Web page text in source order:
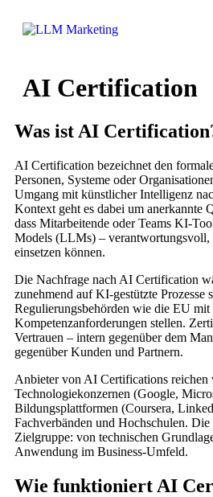
AI Certification
Was ist AI
AI Certification bezeichnet den
Personen, Systeme oder
Umgang mit künstlicher Intelligenz
Kontext geht es dabei um anerkannte
dass Mitarbeitende oder Teams KI-
Models (LLMs) –
einsetzen können.
Die Nachfrage nach AI Certification
zunehmend auf KI-gestützte Prozesse
Regulierungsbehörden wie die EU
Kompetenzanforderungen stellen.
Vertrauen – intern gegenüber dem
gegenüber Kunden und Partnern.
Anbieter von AI Certifications reichen
Technologiekonzernen (Google,
Bildungsplattformen (Coursera,
Fachverbänden und Hochschulen.
Zielgruppe: von technischen
Anwendung im Business-Umfeld.
Wie funktioniert AI